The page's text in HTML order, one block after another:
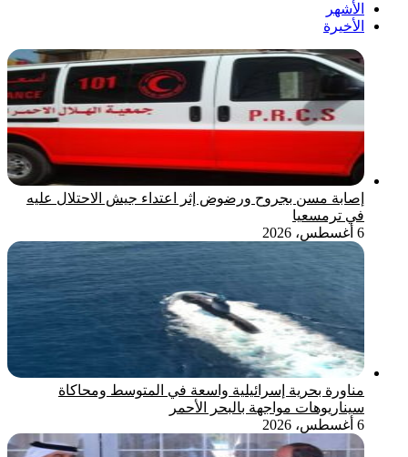
الأشهر
الأخيرة
إصابة مسن بجروح ورضوض إثر اعتداء جيش الاحتلال عليه
في ترمسعيا
6 أغسطس، 2026
مناورة بحرية إسرائيلية واسعة في المتوسط ومحاكاة
سيناريوهات مواجهة بالبحر الأحمر
6 أغسطس، 2026